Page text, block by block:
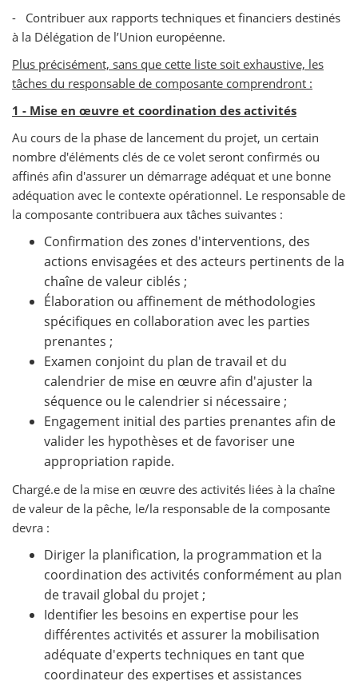
-
Contribuer aux rapports techniques et financiers destinés
à la Délégation de l’Union européenne.
Plus précisément, sans que cette liste soit exhaustive, les
tâches du responsable de composante comprendront :
1 - Mise en œuvre et coordination des activités
Au cours de la phase de lancement du projet, un certain
nombre d'éléments clés de ce volet seront confirmés ou
affinés afin d'assurer un démarrage adéquat et une bonne
adéquation avec le contexte opérationnel. Le responsable de
la composante contribuera aux tâches suivantes :
Confirmation des zones d'interventions, des
actions envisagées et des acteurs pertinents de la
chaîne de valeur ciblés ;
Élaboration ou affinement de méthodologies
spécifiques en collaboration avec les parties
prenantes ;
Examen conjoint du plan de travail et du
calendrier de mise en œuvre afin d'ajuster la
séquence ou le calendrier si nécessaire ;
Engagement initial des parties prenantes afin de
valider les hypothèses et de favoriser une
appropriation rapide.
Chargé.e de la mise en œuvre des activités liées à la chaîne
de valeur de la pêche, le/la responsable de la composante
devra :
Diriger la planification, la programmation et la
coordination des activités conformément au plan
de travail global du projet ;
Identifier les besoins en expertise pour les
différentes activités et assurer la mobilisation
adéquate d'experts techniques en tant que
coordinateur des expertises et assistances